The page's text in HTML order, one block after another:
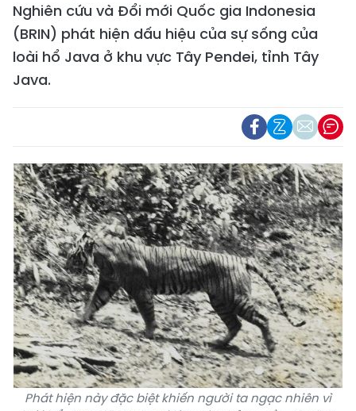
Nghiên cứu và Đổi mới Quốc gia Indonesia
(BRIN) phát hiện dấu hiệu của sự sống của
loài hổ Java ở khu vực Tây Pendei, tỉnh Tây
Java.
Phát hiện này đặc biệt khiến người ta ngạc nhiên vì